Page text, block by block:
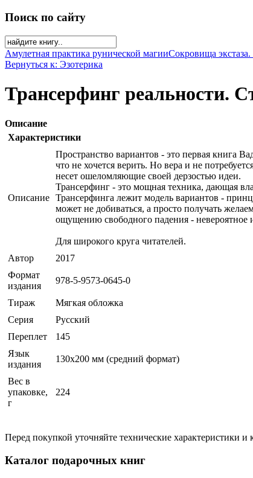
Поиск по сайту
Амулетная практика рунической магииСокровища
Вернуться к: Эзотерика
Трансерфинг реальности.
Описание
Характеристики
Описание
Пространство вариантов - это первая книга
что не хочется верить. Но вера и не
несет ошеломляющие своей дерзостью идеи.
Трансерфинг - это мощная техника, дающая
Трансерфинга лежит модель вариантов -
может не добиваться, а просто получать
ощущению свободного падения - невероятное
Для широкого круга читателей.
Автор
2017
Формат
издания
978-5-9573-0645-0
Тираж
Мягкая обложка
Серия
Русский
Переплет
145
Язык
издания
130х200 мм (средний формат)
Вес в
упаковке,
г
224
Перед покупкой уточняйте технические характеристики
Каталог подарочных книг